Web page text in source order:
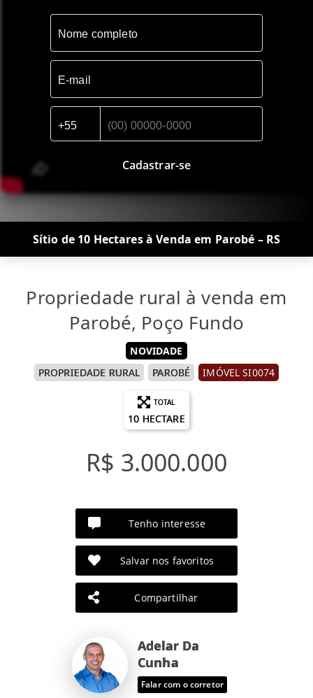
Cadastrar-se
Sítio de 10 Hectares à Venda em Parobé – RS
Propriedade rural à venda em
Parobé, Poço Fundo
NOVIDADE
PROPRIEDADE RURAL
PAROBÉ IMÓVEL SI0074
TOTAL
10 HECTARE
R$ 3.000.000
Tenho interesse
Salvar nos favoritos
Compartilhar
Adelar Da
Cunha
Falar com o corretor